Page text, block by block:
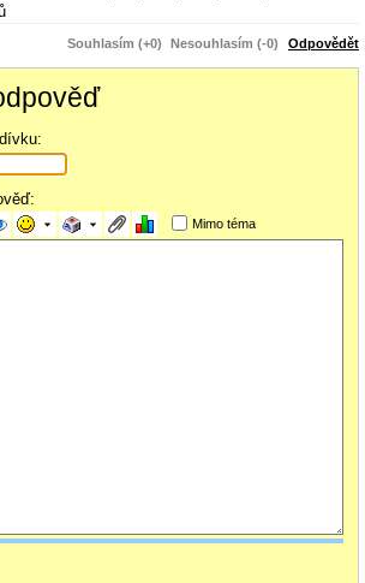
Souhlasím (+0) Nesouhlasím (-0) Odpovědět
Mimo téma